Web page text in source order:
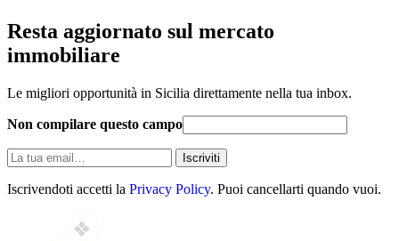
Resta aggiornato sul mercato
immobiliare
Le migliori opportunità in Sicilia direttamente nella tua inbox.
Non compilare questo campo
La
tua
email
Iscriviti
Iscrivendoti accetti la Privacy Policy. Puoi cancellarti quando vuoi.